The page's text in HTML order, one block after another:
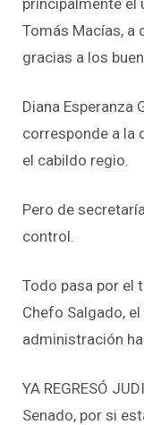
Tomás Macías, a
gracias a los
Diana Esperanza
corresponde a la
el cabildo regio.
Pero de
control.
Todo pasa por el
Chefo Salgado,
administración
YA REGRESÓ
Senado, por si